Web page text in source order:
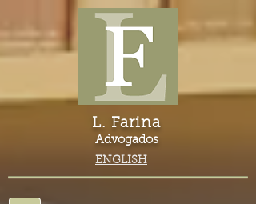
L. Farina
Advogados
ENGLISH